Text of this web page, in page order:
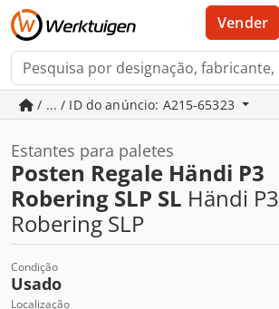
Vender
/ ... / ID do anúncio: A215-65323
Estantes para paletes
Posten Regale Händi P3
Robering SLP SL Händi P3
Robering SLP
Condição
Usado
Localização